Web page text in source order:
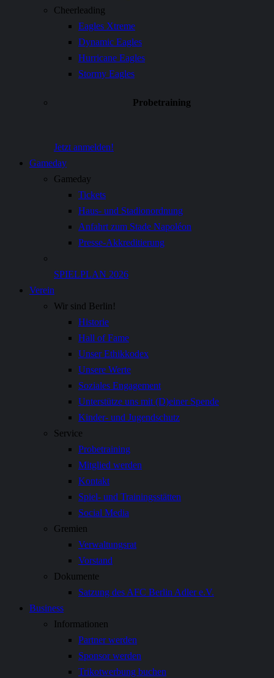
Cheerleading
Eagles Xtreme
Dynamic Eagles
Hurricane Eagles
Stormy Eagles
Probetraining
Jetzt anmelden!
Gameday
Gameday
Tickets
Haus- und Stadionordnung
Anfahrt zum Stade Napoléon
Presse-Akkreditierung
SPIELPLAN 2026
Verein
Wir sind Berlin!
Historie
Hall of Fame
Unser Ethikkodex
Unsere Werte
Soziales Engagement
Unterstütze uns mit (D)einer Spende
Kinder- und Jugendschutz
Service
Probetraining
Mitglied werden
Kontakt
Spiel- und Trainingsstätten
Social Media
Gremien
Verwaltungsrat
Vorstand
Dokumente
Satzung des AFC Berlin Adler e.V.
Business
Informationen
Partner werden
Sponsor werden
Trikotwerbung buchen